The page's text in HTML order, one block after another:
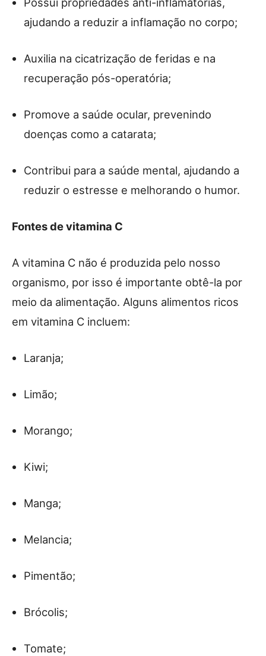
ajudando a reduzir a inflamação no corpo;
Auxilia na cicatrização de feridas e na
recuperação pós-operatória;
Promove a saúde ocular, prevenindo
doenças como a catarata;
Contribui para a saúde mental, ajudando a
reduzir o estresse e melhorando o humor.
Fontes de vitamina C
A vitamina C não é produzida pelo nosso
organismo, por isso é importante obtê-la por
meio da alimentação. Alguns alimentos ricos
em vitamina C incluem:
Laranja;
Limão;
Morango;
Kiwi;
Manga;
Melancia;
Pimentão;
Brócolis;
Tomate;